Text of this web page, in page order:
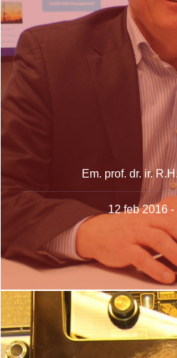
Em. prof. dr. ir.
12 feb 2016